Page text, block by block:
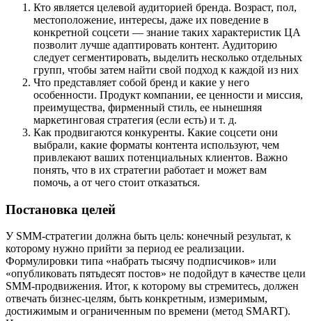
Кто является целевой аудиторией бренда. Возраст, пол,
местоположение, интересы, даже их поведение в
конкретной соцсети — знание таких характеристик ЦА
позволит лучше адаптировать контент. Аудиторию
следует сегментировать, выделить несколько отдельных
групп, чтобы затем найти свой подход к каждой из них
Что представляет собой бренд и какие у него
особенности. Продукт компании, ее ценности и миссия,
преимущества, фирменный стиль, ее нынешняя
маркетинговая стратегия (если есть) и т. д.
Как продвигаются конкуренты. Какие соцсети они
выбрали, какие форматы контента используют, чем
привлекают ваших потенциальных клиентов. Важно
понять, что в их стратегии работает и может вам
помочь, а от чего стоит отказаться.
Постановка целей
У SMM-стратегии должна быть цель: конечный результат, к
которому нужно прийти за период ее реализации.
Формулировки типа «набрать тысячу подписчиков» или
«опубликовать пятьдесят постов» не подойдут в качестве цели
SMM-продвижения. Итог, к которому вы стремитесь, должен
отвечать бизнес-целям, быть конкретным, измеримым,
достижимым и ограниченным по времени (метод SMART).